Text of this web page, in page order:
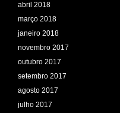
abril 2018
março 2018
janeiro 2018
novembro 2017
outubro 2017
setembro 2017
agosto 2017
julho 2017